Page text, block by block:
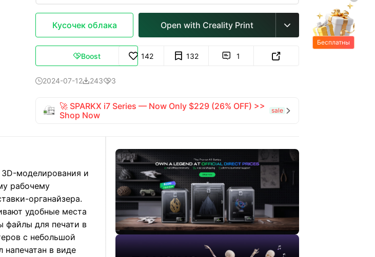
Кусочек облака Open with Creality Print 
Boost 142 132  1 
2024-07-122433
🚀 SPARKX i7 Series — Now Only $229 (26% OFF) >>
Shop Now
sale 
моделирования и
рабочему
органайзера.
удобные места
файлы для печати в
с небольшой
напечатан в виде
Бесплатны